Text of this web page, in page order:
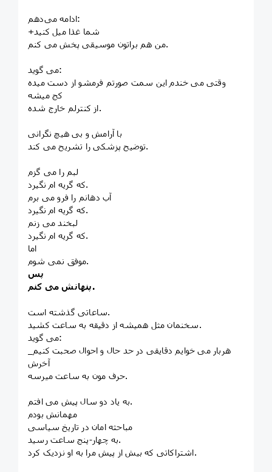
ادامه می‌دهم:
+شما غذا میل کنید
من هم براتون موسیقی پخش می کنم.
می گوید:
وقتی می خندم این سمت صورتم فرمشو از دست میده
کج میشه
از کنترلم خارج شده.
با آرامش و بی هیچ نگرانی
توضیح پزشکی را تشریح می کند.
لبم را می گزم
که گریه ام نگیرد.
آب دهانم را فرو می برم
که گریه ام نگیرد.
لبخند می زنم
که گریه ام نگیرد.
اما
موفق نمی شوم.
پس
پنهانش می کنم.
ساعاتی گذشته است.
سخنمان مثل همیشه از دقیقه به ساعت کشید.
می گوید:
_هربار می خوایم دقایقی در حد حال و احوال صحبت کنیم
آخرش
حرف مون به ساعت میرسه.
به یاد دو سال پیش می افتم.
مهمانش بودم
مباحثه امان در تاریخ سیاسی
به چهار-پنج ساعت رسید.
اشتراکاتی که بیش از پیش مرا به او نزدیک کرد.